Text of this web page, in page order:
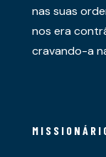
nas suas
nos era
cravando-a